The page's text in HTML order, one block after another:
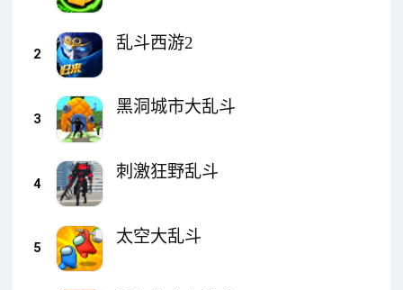
2
乱斗西游2
3
黑洞城市大乱斗
4
刺激狂野乱斗
5
太空大乱斗